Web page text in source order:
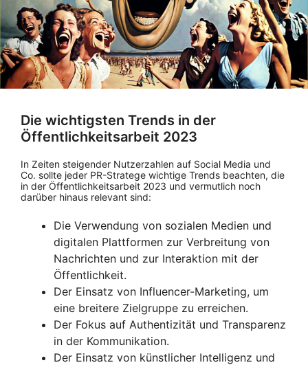
Die wichtigsten Trends in der
Öffentlichkeitsarbeit 2023
In Zeiten steigender Nutzerzahlen auf Social Media und
Co. sollte jeder PR-Stratege wichtige Trends beachten, die
in der Öffentlichkeitsarbeit 2023 und vermutlich noch
darüber hinaus relevant sind:
Die Verwendung von sozialen Medien und
digitalen Plattformen zur Verbreitung von
Nachrichten und zur Interaktion mit der
Öffentlichkeit.
Der Einsatz von Influencer-Marketing, um
eine breitere Zielgruppe zu erreichen.
Der Fokus auf Authentizität und Transparenz
in der Kommunikation.
Der Einsatz von künstlicher Intelligenz und